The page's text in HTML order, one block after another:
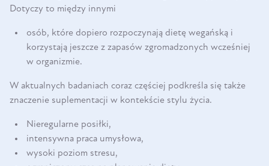
Dotyczy to między innymi
osób, które dopiero rozpoczynają dietę wegańską i
korzystają jeszcze z zapasów zgromadzonych wcześniej
w organizmie.
W aktualnych badaniach coraz częściej podkreśla się także
znaczenie suplementacji w kontekście stylu życia.
Nieregularne posiłki,
intensywna praca umysłowa,
wysoki poziom stresu,